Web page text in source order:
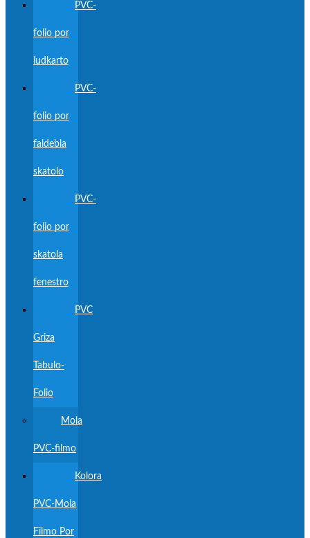
PVC-
folio por
ludkarto
PVC-
folio por
faldebla
skatolo
PVC-
folio por
skatola
fenestro
PVC
Griza
Tabulo-
Folio
Mola
PVC-filmo
Kolora
PVC-Mola
Filmo Por